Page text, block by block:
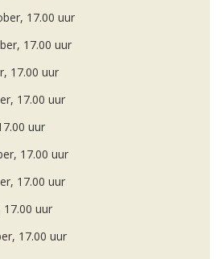
17.00 uur
17.00 uur
17.00 uur
17.00 uur
uur
17.00 uur
17.00 uur
uur
17.00 uur